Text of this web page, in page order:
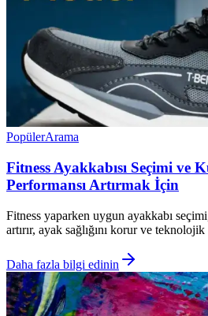
PopülerArama
Fitness Ayakkabısı Seçimi ve
Performansı Artırmak İçin
Fitness yaparken uygun ayakkabı
artırır, ayak sağlığını korur ve
Daha fazla bilgi edinin